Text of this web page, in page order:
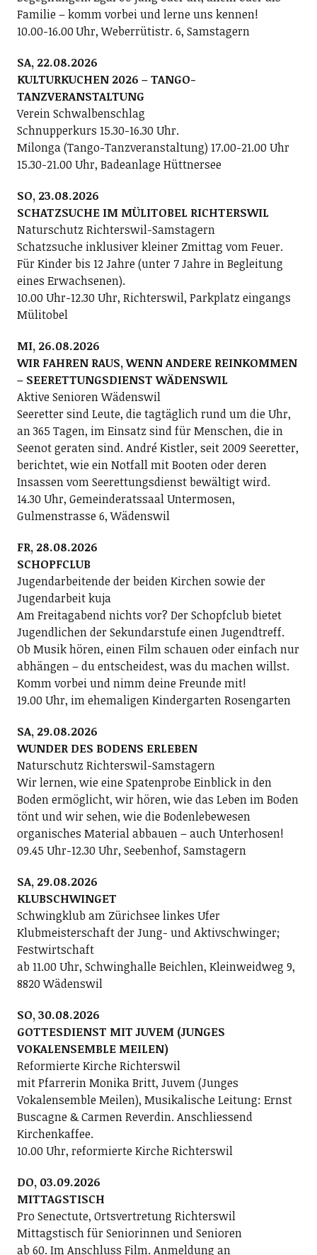
Familie – komm vorbei und lerne uns kennen!
10.00-16.00 Uhr, Weberrütistr. 6, Samstagern
SA, 22.08.2026
KULTURKUCHEN 2026 – TANGO-
TANZVERANSTALTUNG
Verein Schwalbenschlag
Schnupperkurs 15.30-16.30 Uhr.
Milonga (Tango-Tanzveranstaltung) 17.00-21.00 Uhr
15.30-21.00 Uhr, Badeanlage Hüttnersee
SO, 23.08.2026
SCHATZSUCHE IM MÜLITOBEL RICHTERSWIL
Naturschutz Richterswil-Samstagern
Schatzsuche inklusiver kleiner Zmittag vom Feuer.
Für Kinder bis 12 Jahre (unter 7 Jahre in Begleitung
eines Erwachsenen).
10.00 Uhr-12.30 Uhr, Richterswil, Parkplatz eingangs
Mülitobel
MI, 26.08.2026
WIR FAHREN RAUS, WENN ANDERE REINKOMMEN
– SEERETTUNGSDIENST WÄDENSWIL
Aktive Senioren Wädenswil
Seeretter sind Leute, die tagtäglich rund um die Uhr,
an 365 Tagen, im Einsatz sind für Menschen, die in
Seenot geraten sind. André Kistler, seit 2009 Seeretter,
berichtet, wie ein Notfall mit Booten oder deren
Insassen vom Seerettungsdienst bewältigt wird.
14.30 Uhr, Gemeinderatssaal Untermosen,
Gulmenstrasse 6, Wädenswil
FR, 28.08.2026
SCHOPFCLUB
Jugendarbeitende der beiden Kirchen sowie der
Jugendarbeit kuja
Am Freitagabend nichts vor? Der Schopfclub bietet
Jugendlichen der Sekundarstufe einen Jugendtreff.
Ob Musik hören, einen Film schauen oder einfach nur
abhängen – du entscheidest, was du machen willst.
Komm vorbei und nimm deine Freunde mit!
19.00 Uhr, im ehemaligen Kindergarten Rosengarten
SA, 29.08.2026
WUNDER DES BODENS ERLEBEN
Naturschutz Richterswil-Samstagern
Wir lernen, wie eine Spatenprobe Einblick in den
Boden ermöglicht, wir hören, wie das Leben im Boden
tönt und wir sehen, wie die Bodenlebewesen
organisches Material abbauen – auch Unterhosen!
09.45 Uhr-12.30 Uhr, Seebenhof, Samstagern
SA, 29.08.2026
KLUBSCHWINGET
Schwingklub am Zürichsee linkes Ufer
Klubmeisterschaft der Jung- und Aktivschwinger;
Festwirtschaft
ab 11.00 Uhr, Schwinghalle Beichlen, Kleinweidweg 9,
8820 Wädenswil
SO, 30.08.2026
GOTTESDIENST MIT JUVEM (JUNGES
VOKALENSEMBLE MEILEN)
Reformierte Kirche Richterswil
mit Pfarrerin Monika Britt, Juvem (Junges
Vokalensemble Meilen), Musikalische Leitung: Ernst
Buscagne & Carmen Reverdin. Anschliessend
Kirchenkaffee.
10.00 Uhr, reformierte Kirche Richterswil
DO, 03.09.2026
MITTAGSTISCH
Pro Senectute, Ortsvertretung Richterswil
Mittagstisch für Seniorinnen und Senioren
ab 60. Im Anschluss Film. Anmeldung an